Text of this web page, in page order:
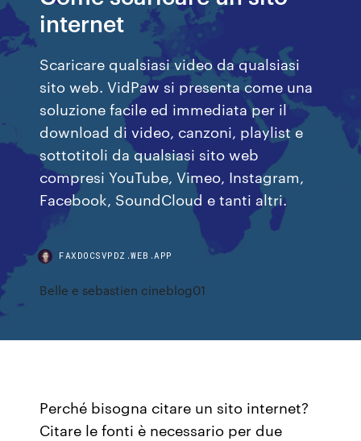
internet
Scaricare qualsiasi video da qualsiasi
sito web. VidPaw si presenta come una
soluzione facile ed immediata per il
download di video, canzoni, playlist e
sottotitoli da qualsiasi sito web
compresi YouTube, Vimeo, Instagram,
Facebook, SoundCloud e tanti altri.
FAXDOCSVPDZ.WEB.APP
Belle e sebastien cineblog01
Perché bisogna citare un sito internet?
Citare le fonti è necessario per due